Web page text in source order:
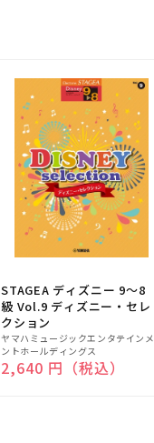
STAGEA ディズニー 9～8
級 Vol.9 ディズニー・セレ
クション
販
売
元:
ヤマハミュージックエンタテインメ
ントホールディングス
通常価格
2,640 円（税込）